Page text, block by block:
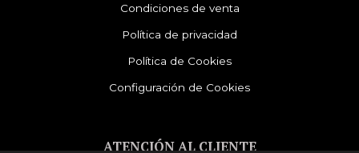
Condiciones de venta
Política de privacidad
Política de Cookies
Configuración de Cookies
ATENCIÓN AL CLIENTE